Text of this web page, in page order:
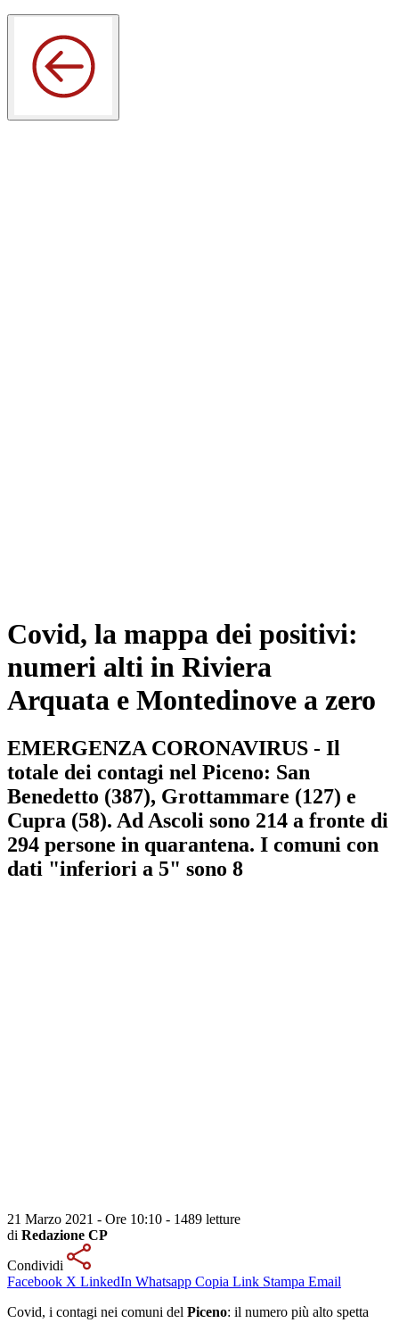
Covid, la mappa dei positivi:
numeri alti in Riviera
Arquata e Montedinove a zero
EMERGENZA CORONAVIRUS - Il
totale dei contagi nel Piceno: San
Benedetto (387), Grottammare (127) e
Cupra (58). Ad Ascoli sono 214 a fronte di
294 persone in quarantena. I comuni con
dati "inferiori a 5" sono 8
21 Marzo 2021 - Ore 10:10 - 1489 letture
di Redazione CP
Condividi
Facebook X LinkedIn Whatsapp Copia Link Stampa Email
Covid, i contagi nei comuni del Piceno: il numero più alto spetta